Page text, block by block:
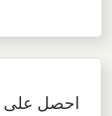
احصل على